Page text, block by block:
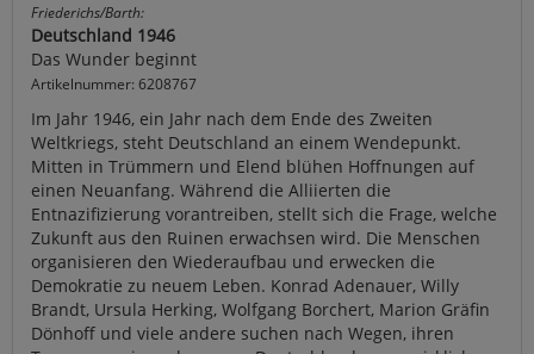
Friederichs/Barth:
Deutschland 1946
Das Wunder beginnt
Artikelnummer: 6208767
Im Jahr 1946, ein Jahr nach dem Ende des Zweiten
Weltkriegs, steht Deutschland an einem Wendepunkt.
Mitten in Trümmern und Elend blühen Hoffnungen auf
einen Neuanfang. Während die Alliierten die
Entnazifizierung vorantreiben, stellt sich die Frage, welche
Zukunft aus den Ruinen erwachsen wird. Die Menschen
organisieren den Wiederaufbau und erwecken die
Demokratie zu neuem Leben. Konrad Adenauer, Willy
Brandt, Ursula Herking, Wolfgang Borchert, Marion Gräfin
Dönhoff und viele andere suchen nach Wegen, ihren